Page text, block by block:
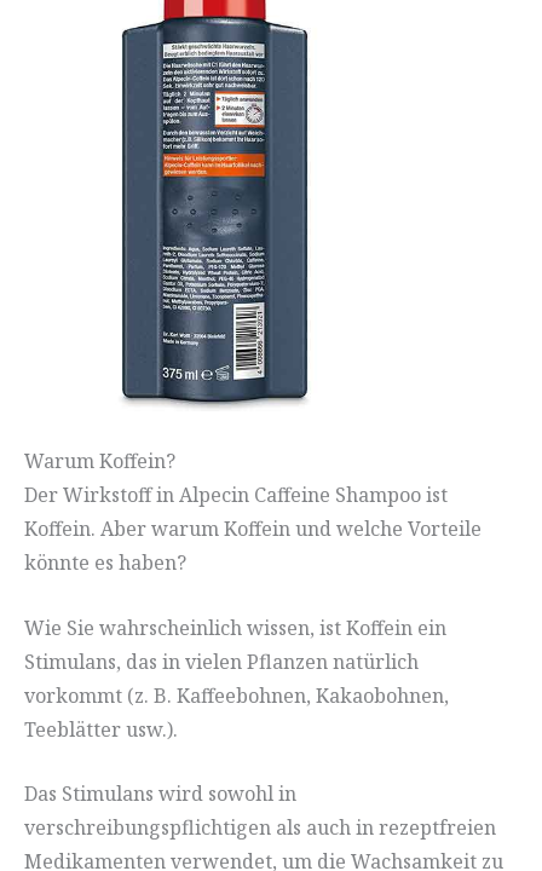
Warum Koffein?
Der Wirkstoff in Alpecin Caffeine Shampoo ist
Koffein. Aber warum Koffein und welche Vorteile
könnte es haben?
Wie Sie wahrscheinlich wissen, ist Koffein ein
Stimulans, das in vielen Pflanzen natürlich
vorkommt (z. B. Kaffeebohnen, Kakaobohnen,
Teeblätter usw.).
Das Stimulans wird sowohl in
verschreibungspflichtigen als auch in rezeptfreien
Medikamenten verwendet, um die Wachsamkeit zu